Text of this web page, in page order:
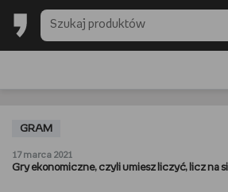
BACK TO SCHOOL
SŁUCHAM
GRAM
17 marca 2021
Gry ekonomiczne, czyli umiesz liczyć, licz na